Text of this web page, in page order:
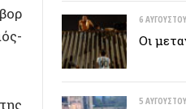
Ο Αγώνας για το
απόπειρα
φάση
3 ΑΥΓΟΎΣΤΟΥ 2026